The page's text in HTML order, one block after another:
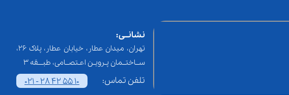
نشانــی:
تهران، میدان عطار، خیابان عطار، پلاک 26،
ســاختــمان پـرویـن اعـتصــامی، طبـــقه 3
تلفن تماس: 021 - 28 42 55 10